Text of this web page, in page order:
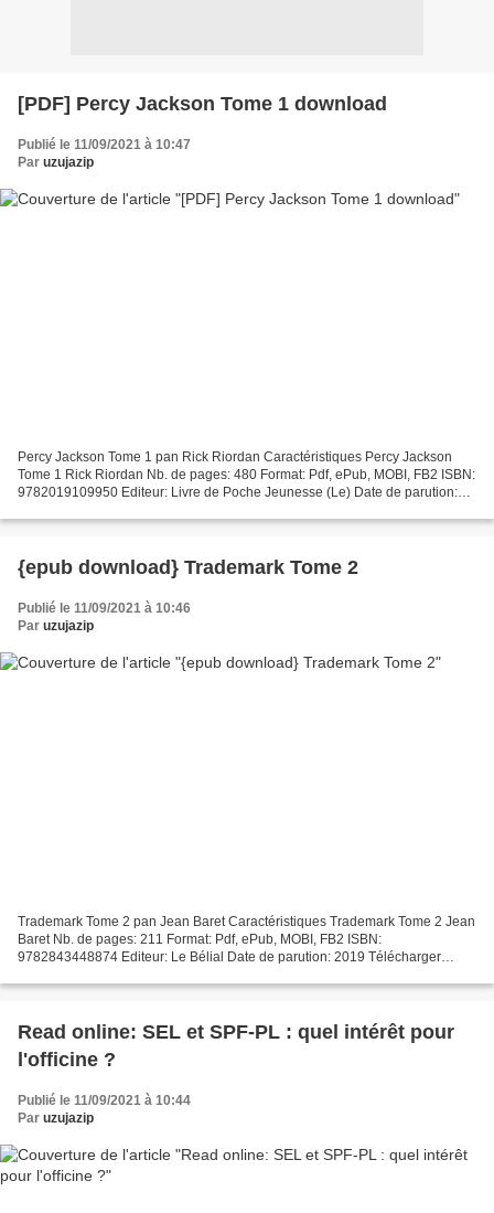
[PDF] Percy Jackson Tome 1 download
Publié le 11/09/2021 à 10:47
Par uzujazip
Percy Jackson Tome 1 pan Rick Riordan Caractéristiques Percy Jackson
Tome 1 Rick Riordan Nb. de pages: 480 Format: Pdf, ePub, MOBI, FB2 ISBN:
9782019109950 Editeur: Livre de Poche Jeunesse (Le) Date de parution:
{epub download} Trademark Tome 2
Publié le 11/09/2021 à 10:46
Par uzujazip
Trademark Tome 2 pan Jean Baret Caractéristiques Trademark Tome 2 Jean
Baret Nb. de pages: 211 Format: Pdf, ePub, MOBI, FB2 ISBN:
9782843448874 Editeur: Le Bélial Date de parution: 2019 Télécharger
Read online: SEL et SPF-PL : quel intérêt pour
l'officine ?
Publié le 11/09/2021 à 10:44
Par uzujazip